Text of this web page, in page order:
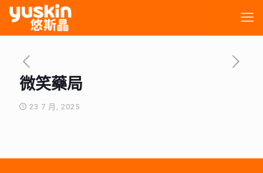
微笑藥局
23 7 月, 2025